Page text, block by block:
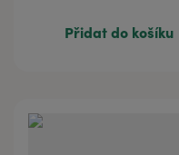
528 Kč
200 ml
Přidat do košíku